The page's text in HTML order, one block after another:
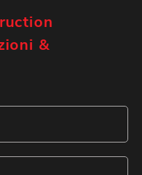
&